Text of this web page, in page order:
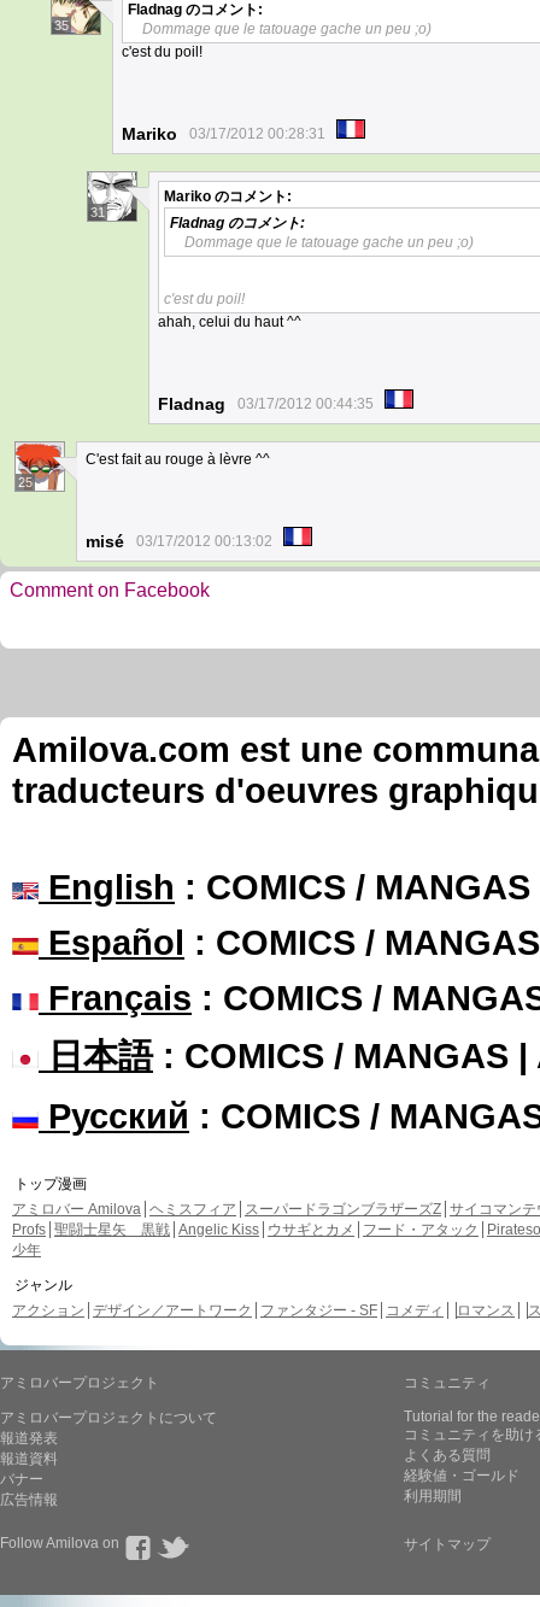
35
Fladnag のコメント:
Dommage que le tatouage gache un peu ;o)
c'est du poil!
Mariko 03/17/2012 00:28:31
31
Mariko のコメント:
Fladnag のコメント:
Dommage que le tatouage gache un peu ;o)
c'est du poil!
ahah, celui du haut ^^
Fladnag 03/17/2012 00:44:35
25
C'est fait au rouge à lèvre ^^
misé 03/17/2012 00:13:02
Comment on Facebook
Amilova.com est une
traducteurs d'oeuvres
English : COMICS /
Español : COMICS /
Français : COMICS /
日本語: COMICS / MANGAS |
Русский : COMICS /
トップ漫画
アミロバー Amilova ヘミスフィア スーパードラゴンブラザーズZ サイコマンテ
Profs 聖闘士星矢 黒戦 Angelic Kiss ウサギとカメ フード・アタック
少年
ジャンル
アクション デザイン／アートワーク ファンタジー - SF コメディ ロマンス
アミロバープロジェクト
アミロバープロジェクトについて
報道発表
報道資料
バナー
広告情報
コミュニティ
Tutorial for the
コミュニティを助け
よくある質問
経験値・ゴールド
利用期間
Follow Amilova on サイトマップ